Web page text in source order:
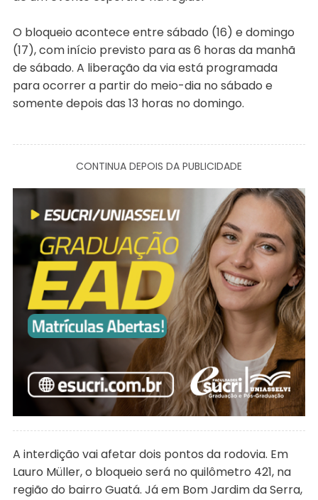
O bloqueio acontece entre sábado (16) e domingo
(17), com início previsto para as 6 horas da manhã
de sábado. A liberação da via está programada
para ocorrer a partir do meio-dia no sábado e
somente depois das 13 horas no domingo.
CONTINUA DEPOIS DA PUBLICIDADE
A interdição vai afetar dois pontos da rodovia. Em
Lauro Müller, o bloqueio será no quilômetro 421, na
região do bairro Guatá. Já em Bom Jardim da Serra,